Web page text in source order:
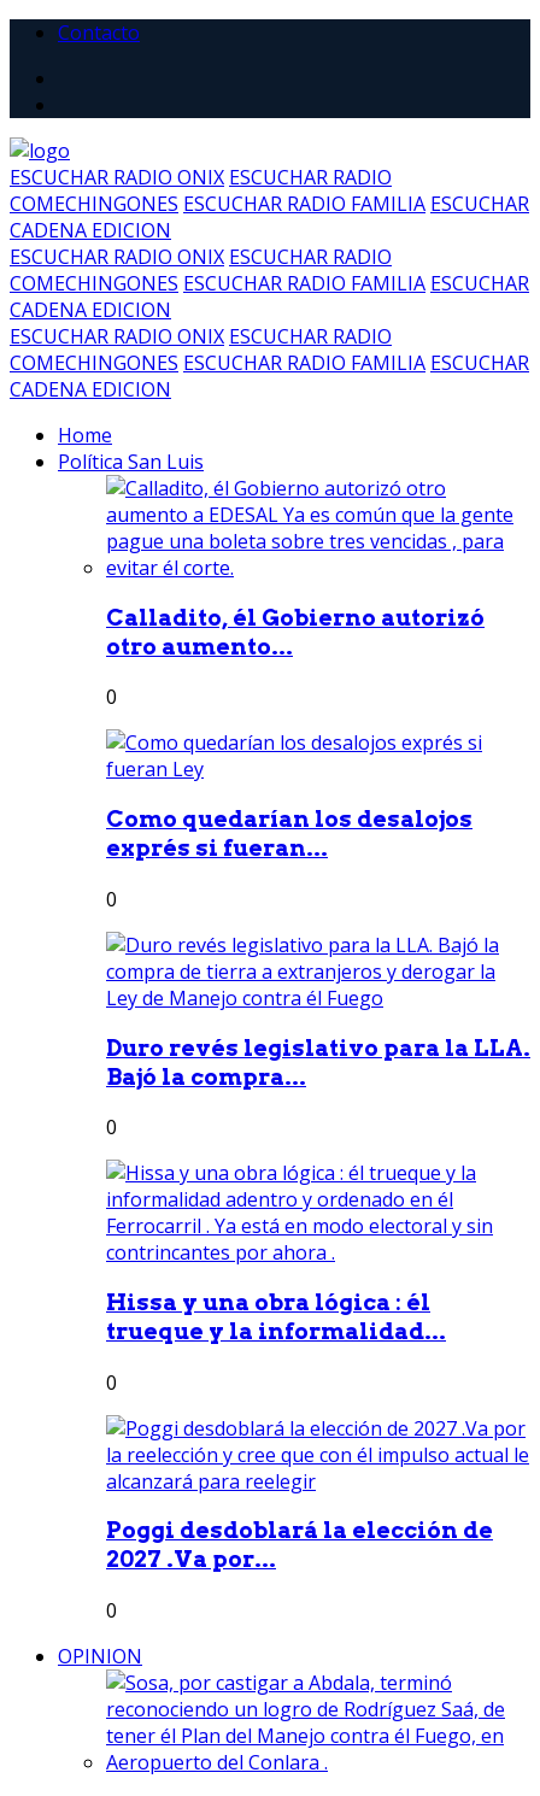
Contacto
ESCUCHAR RADIO ONIX ESCUCHAR RADIO
COMECHINGONES ESCUCHAR RADIO FAMILIA ESCUCHAR
CADENA EDICION
ESCUCHAR RADIO ONIX ESCUCHAR RADIO
COMECHINGONES ESCUCHAR RADIO FAMILIA ESCUCHAR
CADENA EDICION
ESCUCHAR RADIO ONIX ESCUCHAR RADIO
COMECHINGONES ESCUCHAR RADIO FAMILIA ESCUCHAR
CADENA EDICION
Home
Política San Luis
Calladito, él Gobierno autorizó
otro aumento...
0
Como quedarían los desalojos
exprés si fueran...
0
Duro revés legislativo para la LLA.
Bajó la compra...
0
Hissa y una obra lógica : él
trueque y la informalidad...
0
Poggi desdoblará la elección de
2027 .Va por...
0
OPINION